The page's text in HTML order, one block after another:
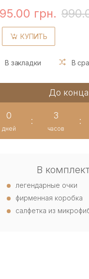
грн.
КУПИТЬ
В закладки В
До
0
дней
:
3
часов
:
В
легендарные очки
фирменная коробка
салфетка из